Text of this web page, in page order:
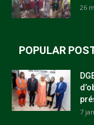
26
POPULAR
7